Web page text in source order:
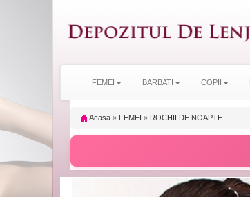
FEMEI BARBATI COPII
Acasa » FEMEI » ROCHII DE NOAPTE